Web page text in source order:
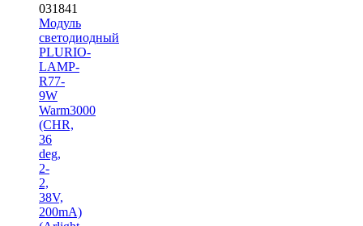
031841
Модуль
светодиодный
PLURIO-
LAMP-
R77-
9W
Warm3000
(CHR,
36
deg,
2-
2,
38V,
200mA)